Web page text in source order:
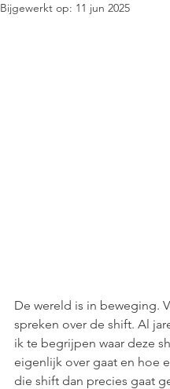
Bijgewerkt op: 11 jun 2025
De wereld is in beweging.
spreken over de shift. Al
ik te begrijpen waar deze
eigenlijk over gaat en hoe
die shift dan precies gaat